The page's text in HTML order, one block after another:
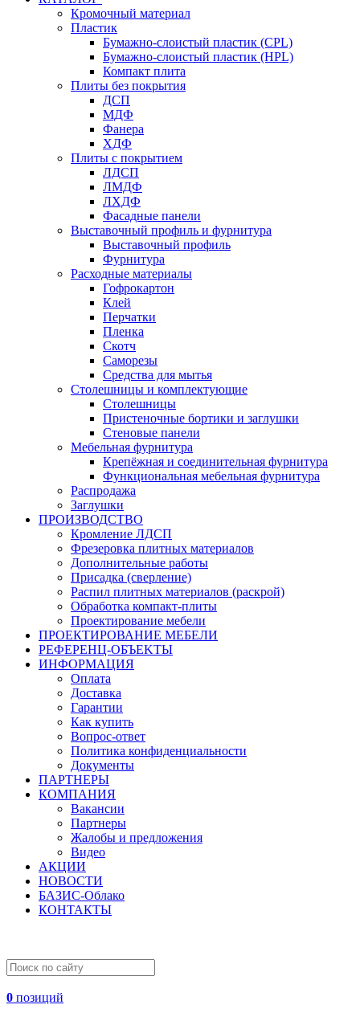
Кромочный материал
Пластик
Бумажно-слоистый пластик (CPL)
Бумажно-слоистый пластик (HPL)
Компакт плита
Плиты без покрытия
ДСП
МДФ
Фанера
ХДФ
Плиты с покрытием
ЛДСП
ЛМДФ
ЛХДФ
Фасадные панели
Выставочный профиль и фурнитура
Выставочный профиль
Фурнитура
Расходные материалы
Гофрокартон
Клей
Перчатки
Пленка
Скотч
Саморезы
Средства для мытья
Столешницы и комплектующие
Столешницы
Пристеночные бортики и заглушки
Стеновые панели
Мебельная фурнитура
Крепёжная и соединительная фурнитура
Функциональная мебельная фурнитура
Распродажа
Заглушки
ПРОИЗВОДСТВО
Кромление ЛДСП
Фрезеровка плитных материалов
Дополнительные работы
Присадка (сверление)
Распил плитных материалов (раскрой)
Обработка компакт-плиты
Проектирование мебели
ПРОЕКТИРОВАНИЕ МЕБЕЛИ
РЕФЕРЕНЦ-ОБЪЕKТЫ
ИНФОРМАЦИЯ
Оплата
Доставка
Гарантии
Как купить
Вопрос-ответ
Политика конфиденциальности
Документы
ПАРТНЕРЫ
КОМПАНИЯ
Вакансии
Партнеры
Жалобы и предложения
Видео
АКЦИИ
НОВОСТИ
БАЗИС-Облако
КОНТАКТЫ
0 позиций